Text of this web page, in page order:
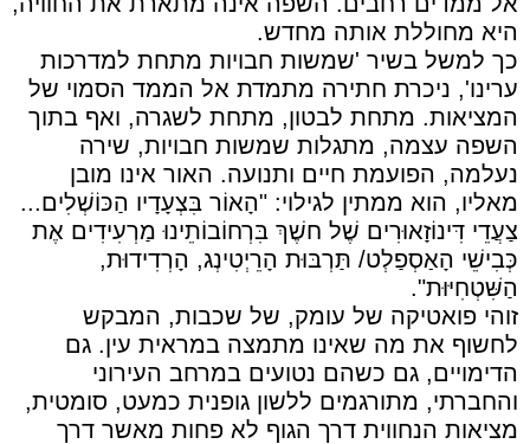
היא מחוללת אותה מחדש.
כך למשל בשיר 'שמשות חבויות מתחת למדרכות
ערינו', ניכרת חתירה מתמדת אל הממד הסמוי של
המציאות. מתחת לבטון, מתחת לשגרה, ואף בתוך
השפה עצמה, מתגלות שמשות חבויות, שירה
נעלמה, הפועמת חיים ותנועה. האור אינו מובן
מאליו, הוא ממתין לגילוי: "הָאוֹר בִּצְעָדָיו הַכּוֹשְׁלִים...
צַעֲדֵי דִּינוֹזָאוּרִים שֶׁל חשֶׁךְ בִּרְחוֹבוֹתֵינוּ מַרְעִידִים אֶת
כְּבִישֵׁי הָאַסְפַלְט/ תַּרְבּוּת הָרֵיְטִינְג, הָרְדִידוּת,
הַשִּׁטְחִיּוּת".
זוהי פואטיקה של עומק, של שכבות, המבקש
לחשוף את מה שאינו מתמצה במראית עין. גם
הדימויים, גם כשהם נטועים במרחב העירוני
והחברתי, מתורגמים ללשון גופנית כמעט, סומטית,
מציאות הנחווית דרך הגוף לא פחות מאשר דרך